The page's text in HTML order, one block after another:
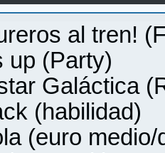
al tren!
up (Party)
Galáctica
(habilidad)
(euro medio/